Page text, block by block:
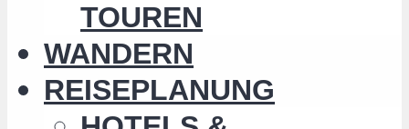
TOUREN
WANDERN
REISEPLANUNG